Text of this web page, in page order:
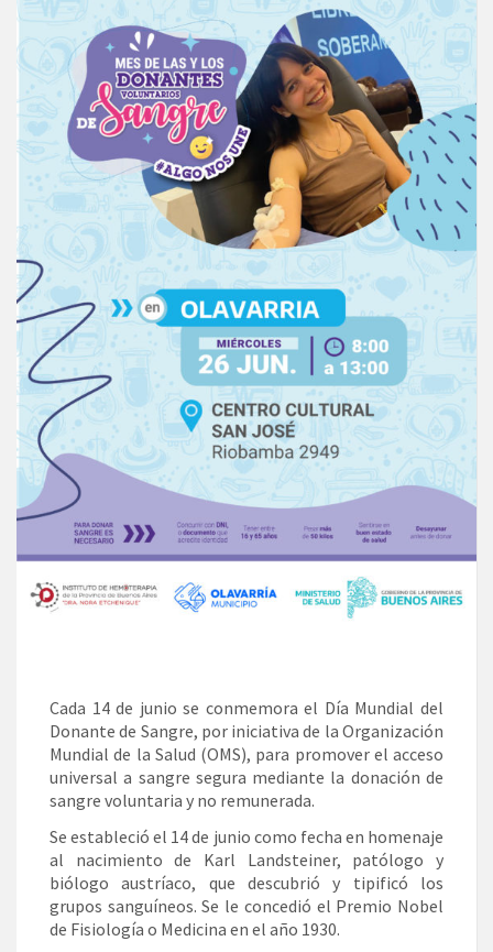
Cada 14 de junio se conmemora el Día Mundial del
Donante de Sangre, por iniciativa de la Organización
Mundial de la Salud (OMS), para promover el acceso
universal a sangre segura mediante la donación de
sangre voluntaria y no remunerada.
Se estableció el 14 de junio como fecha en homenaje
al nacimiento de Karl Landsteiner, patólogo y
biólogo austríaco, que descubrió y tipificó los
grupos sanguíneos. Se le concedió el Premio Nobel
de Fisiología o Medicina en el año 1930.